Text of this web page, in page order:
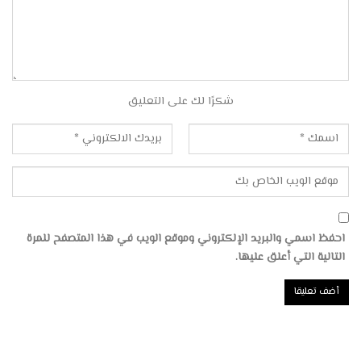
شكرًا لك على التعليق
احفظ اسمي والبريد الإلكتروني وموقع الويب في هذا المتصفح للمرة
التالية التي أعلق عليها.